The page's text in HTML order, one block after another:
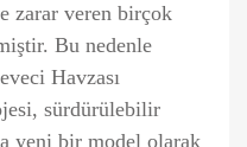
zarar veren birçok
Bu nedenle
Havzası
sürdürülebilir
yeni bir model olarak